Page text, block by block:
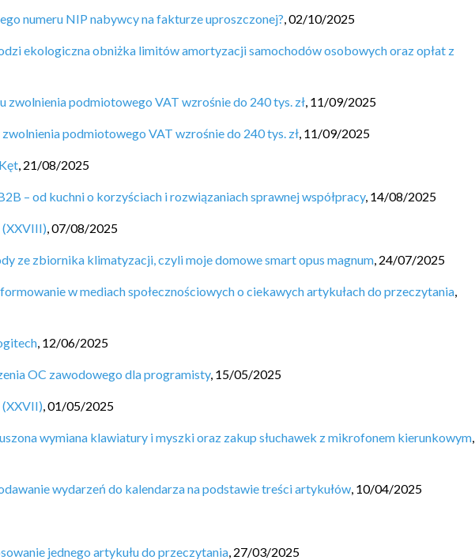
numeru NIP nabywcy na fakturze uproszczonej?,02/10/2025
ekologiczna obniżka limitów amortyzacji samochodów osobowych oraz opłat z
zwolnienia podmiotowego VAT wzrośnie do 240 tys. zł, 11/09/2025
podmiotowego VAT wzrośnie do 240 tys. zł, 11/09/2025
, 21/08/2025
– od kuchni o korzyściach i rozwiązaniach sprawnej współpracy, 14/08/2025
(XXVIII),07/08/2025
ze zbiornika klimatyzacji, czyli moje domowe smart opus magnum, 24/07/2025
w mediach społecznościowych o ciekawych artykułach do przeczytania,
, 12/06/2025
OC zawodowego dla programisty, 15/05/2025
,01/05/2025
wymiana klawiatury i myszki oraz zakup słuchawek z mikrofonem kierunkowym,
wydarzeń do kalendarza na podstawie treści artykułów, 10/04/2025
jednego artykułu do przeczytania, 27/03/2025